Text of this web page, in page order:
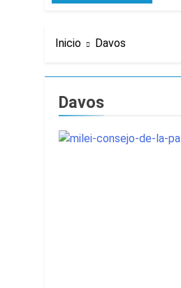
Inicio Davos
Davos